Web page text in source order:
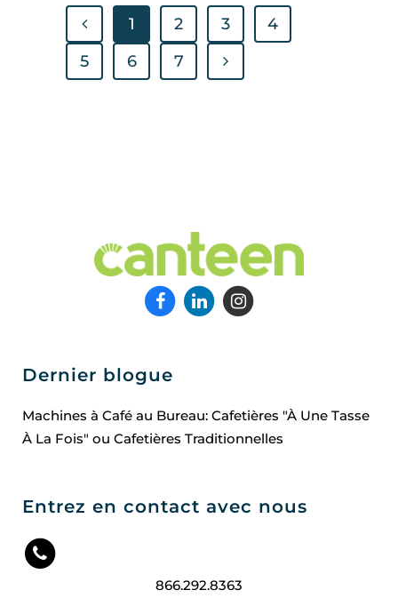
1 2 3
4
5
6 7
Dernier blogue
Machines à Café au Bureau: Cafetières "À Une Tasse
À La Fois" ou Cafetières Traditionnelles
Entrez en contact avec nous
866.292.8363